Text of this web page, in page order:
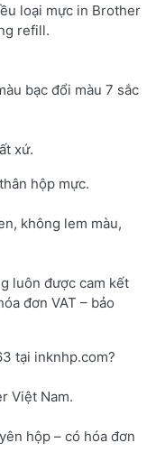
loại mực in Brother
refill.
bạc đổi màu 7 sắc
xứ.
hộp mực.
không lem màu,
luôn được cam kết
đơn VAT – bảo
tại inknhp.com?
Việt Nam.
hộp – có hóa đơn